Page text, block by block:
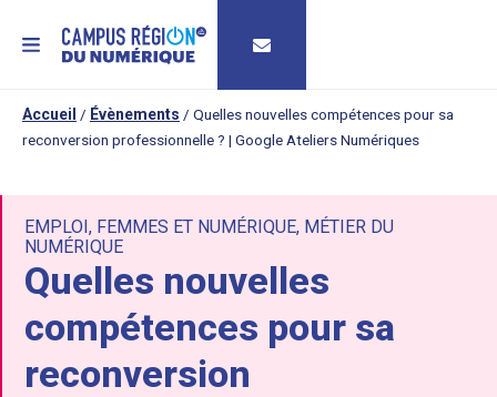
MENU
Accueil / Évènements / Quelles nouvelles compétences pour sa
reconversion professionnelle ? | Google Ateliers Numériques
EMPLOI, FEMMES ET NUMÉRIQUE, MÉTIER DU
NUMÉRIQUE
Quelles nouvelles
compétences pour sa
reconversion